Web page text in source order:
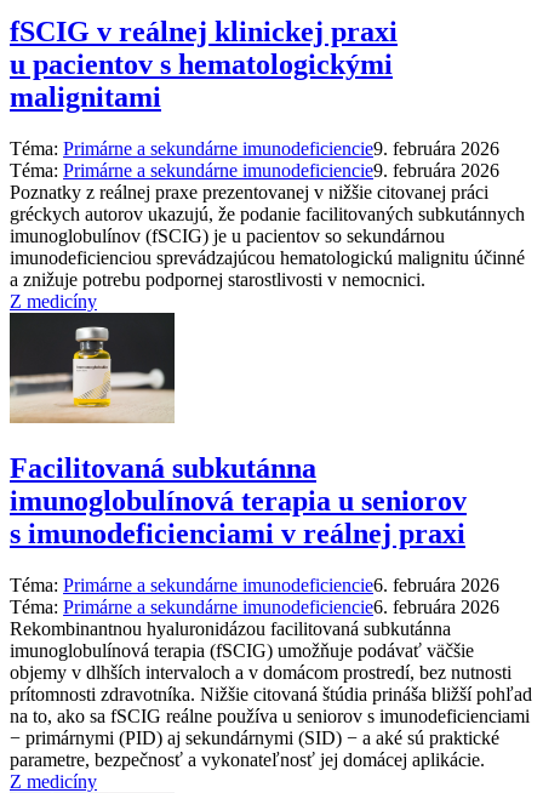
fSCIG v reálnej klinickej praxi
u pacientov s hematologickými
malignitami
Téma: Primárne a sekundárne imunodeficiencie9. februára 2026
Téma: Primárne a sekundárne imunodeficiencie9. februára 2026
Poznatky z reálnej praxe prezentovanej v nižšie citovanej práci
gréckych autorov ukazujú, že podanie facilitovaných subkutánnych
imunoglobulínov (fSCIG) je u pacientov so sekundárnou
imunodeficienciou sprevádzajúcou hematologickú malignitu účinné
a znižuje potrebu podpornej starostlivosti v nemocnici.
Z medicíny
Facilitovaná subkutánna
imunoglobulínová terapia u seniorov
s imunodeficienciami v reálnej praxi
Téma: Primárne a sekundárne imunodeficiencie6. februára 2026
Téma: Primárne a sekundárne imunodeficiencie6. februára 2026
Rekombinantnou hyaluronidázou facilitovaná subkutánna
imunoglobulínová terapia (fSCIG) umožňuje podávať väčšie
objemy v dlhších intervaloch a v domácom prostredí, bez nutnosti
prítomnosti zdravotníka. Nižšie citovaná štúdia prináša bližší pohľad
na to, ako sa fSCIG reálne používa u seniorov s imunodeficienciami
−⁠ primárnymi (PID) aj sekundárnymi (SID) −⁠ a aké sú praktické
parametre, bezpečnosť a vykonateľnosť jej domácej aplikácie.
Z medicíny